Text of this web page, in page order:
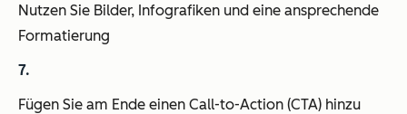
Nutzen Sie Bilder, Infografiken und eine ansprechende
Formatierung
Fügen Sie am Ende einen Call-to-Action (CTA) hinzu